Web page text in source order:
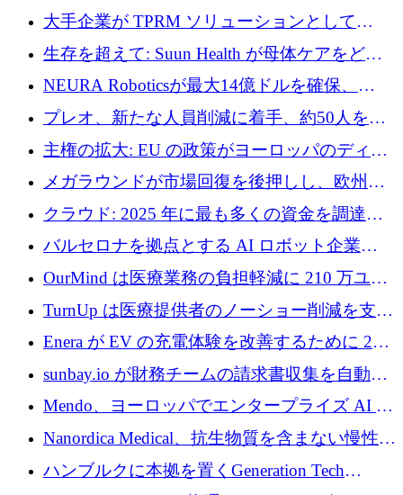
ドルを調達
大手企業が TPRM ソリューションとして
Vanta を選択する理由
生存を超えて: Suun Health が母体ケアをどの
ように再考しているか
NEURA Roboticsが最大14億ドルを確保、
Bending Spoonsが米国IPOを申請、英国首相が
4億ポンドのチップ計画を発表
プレオ、新たな人員削減に着手、約50人を解
雇
主権の拡大: EU の政策がヨーロッパのディー
プテック戦略をどのように再構築しているか
メガラウンドが市場回復を後押しし、欧州の
ハイテク資金調達は5月に105億ユーロに回復
クラウド: 2025 年に最も多くの資金を調達し
た 10 社
バルセロナを拠点とする AI ロボット企業
Theker が 8,500 万ドルを調達
OurMind は医療業務の負担軽減に 210 万ユー
ロを寄付
TurnUp は医療提供者のノーショー削減を支援
するために 200 万ユーロを調達
Enera が EV の充電体験を改善するために 200
万ドルを調達
sunbay.io が財務チームの請求書収集を自動化
するために 55 万ユーロを調達
Mendo、ヨーロッパでエンタープライズ AI 導
入を拡大するために 1,200 万ユーロを確保
Nanordica Medical、抗生物質を含まない慢性創
傷治療薬を市場に投入するために 160 万ユー
ロを調達
ハンブルクに本拠を置くGeneration Tech